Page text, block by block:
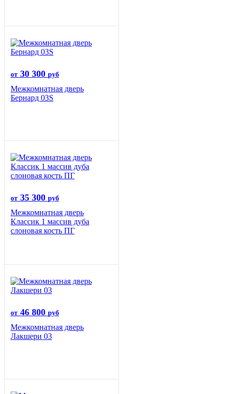
от 30 300 руб
Межкомнатная дверь
Бернард 03S
от 35 300 руб
Межкомнатная дверь
Классик 1 массив дуба
слоновая кость ПГ
от 46 800 руб
Межкомнатная дверь
Лакшери 03